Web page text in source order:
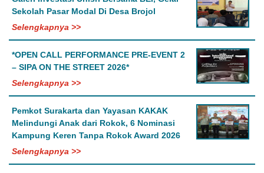
Sekolah Pasar Modal Di Desa Brojol
Selengkapnya >>
*OPEN CALL PERFORMANCE PRE-EVENT 2
– SIPA ON THE STREET 2026*
Selengkapnya >>
Pemkot Surakarta dan Yayasan KAKAK
Melindungi Anak dari Rokok, 6 Nominasi
Kampung Keren Tanpa Rokok Award 2026
Selengkapnya >>